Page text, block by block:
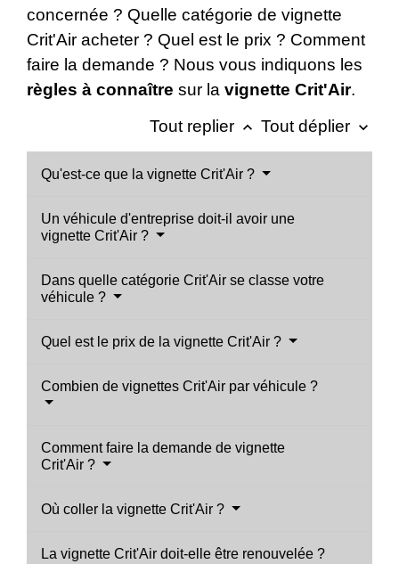
concernée ? Quelle catégorie de vignette
Crit'Air acheter ? Quel est le prix ? Comment
faire la demande ? Nous vous indiquons les
règles à connaître sur la vignette Crit'Air.
Tout replier keyboard_arrow_up Tout déplier keyboard_arrow_down
Qu'est-ce que la vignette Crit'Air ?
Un véhicule d'entreprise doit-il avoir une
vignette Crit'Air ?
Dans quelle catégorie Crit'Air se classe votre
véhicule ?
Quel est le prix de la vignette Crit'Air ?
Combien de vignettes Crit'Air par véhicule ?
Comment faire la demande de vignette
Crit'Air ?
Où coller la vignette Crit'Air ?
La vignette Crit'Air doit-elle être renouvelée ?